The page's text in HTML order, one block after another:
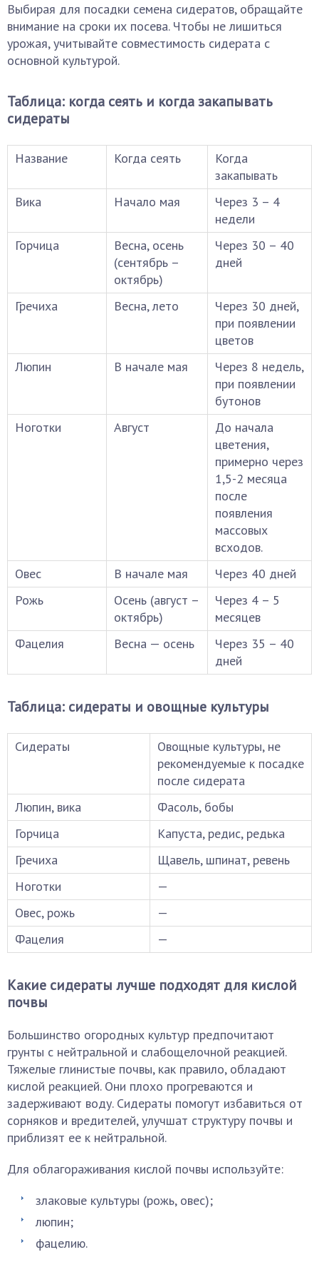
Выбирая для посадки семена сидератов, обращайте
внимание на сроки их посева. Чтобы не лишиться
урожая, учитывайте совместимость сидерата с
основной культурой.
Таблица: когда сеять и когда закапывать
сидераты
Название Когда сеять
Когда
закапывать
Вика
Начало мая
Через 3 – 4
недели
Горчица
Весна, осень
(сентябрь –
октябрь)
Через 30 – 40
дней
Гречиха Весна, лето
Через 30 дней,
при появлении
цветов
Люпин
В начале мая
Через 8 недель,
при появлении
бутонов
Ноготки
Август
До начала
цветения,
примерно через
1,5-2 месяца
после
появления
массовых
всходов.
Овес
В начале мая
Через 40 дней
Рожь
Осень (август –
октябрь)
Через 4 – 5
месяцев
Фацелия
Весна — осень
Через 35 – 40
дней
Таблица: сидераты и овощные культуры
Сидераты
Овощные культуры, не
рекомендуемые к посадке
после сидерата
Люпин, вика
Фасоль, бобы
Горчица
Капуста, редис, редька
Гречиха
Щавель, шпинат, ревень
Ноготки
—
Овес, рожь
—
Фацелия
—
Какие сидераты лучше подходят для кислой
почвы
Большинство огородных культур предпочитают
грунты с нейтральной и слабощелочной реакцией.
Тяжелые глинистые почвы, как правило, обладают
кислой реакцией. Они плохо прогреваются и
задерживают воду. Сидераты помогут избавиться от
сорняков и вредителей, улучшат структуру почвы и
приблизят ее к нейтральной.
Для облагораживания кислой почвы используйте:
злаковые культуры (рожь, овес);
люпин;
фацелию.